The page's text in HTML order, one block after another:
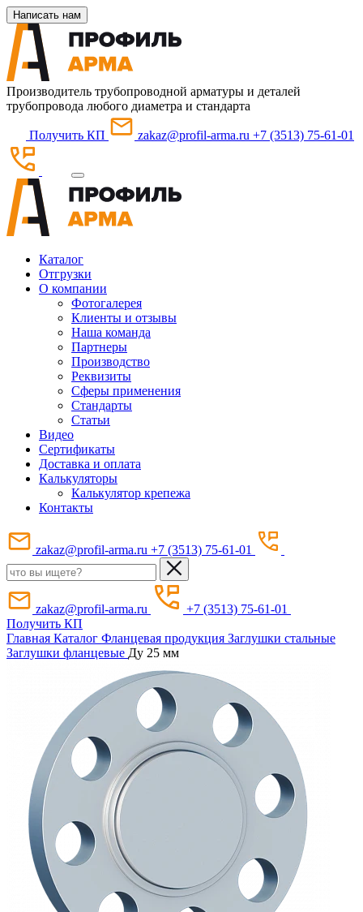
Написать нам
Производитель трубопроводной арматуры и деталей
трубопровода любого диаметра и стандарта
Получить КП zakaz@profil-arma.ru +7 (3513) 75-61-01
Каталог
Отгрузки
О компании
Фотогалерея
Клиенты и отзывы
Наша команда
Партнеры
Производство
Реквизиты
Сферы применения
Стандарты
Статьи
Видео
Сертификаты
Доставка и оплата
Калькуляторы
Калькулятор крепежа
Контакты
zakaz@profil-arma.ru +7 (3513) 75-61-01
zakaz@profil-arma.ru
+7 (3513) 75-61-01
Получить КП
Главная Каталог Фланцевая продукция Заглушки стальные
Заглушки фланцевые Ду 25 мм